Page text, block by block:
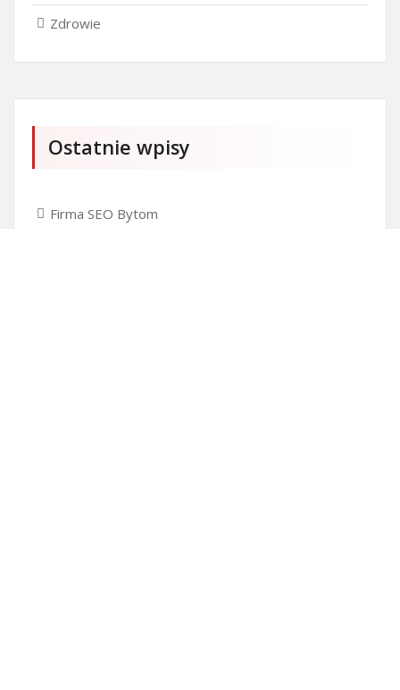
Zdrowie
Ostatnie wpisy
Firma SEO Bytom